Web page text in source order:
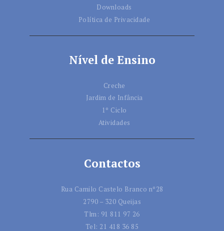
Downloads
Política de Privacidade
Nível de Ensino
Creche
Jardim de Infância
1º Ciclo
Atividades
Contactos
Rua Camilo Castelo Branco nº28
2790 – 320 Queijas
Tlm: 91 811 97 26
Tel: 21 418 36 85